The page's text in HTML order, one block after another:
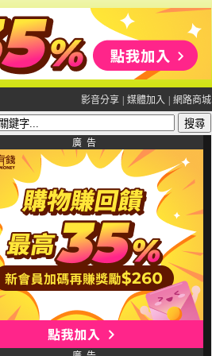
影音分享 媒體加入 網路商城
廣 告